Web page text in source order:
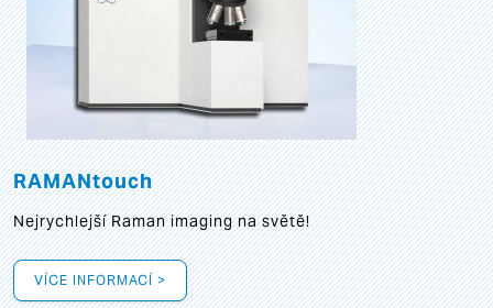
RAMANtouch
Nejrychlejší Raman imaging na světě!
VÍCE INFORMACÍ >